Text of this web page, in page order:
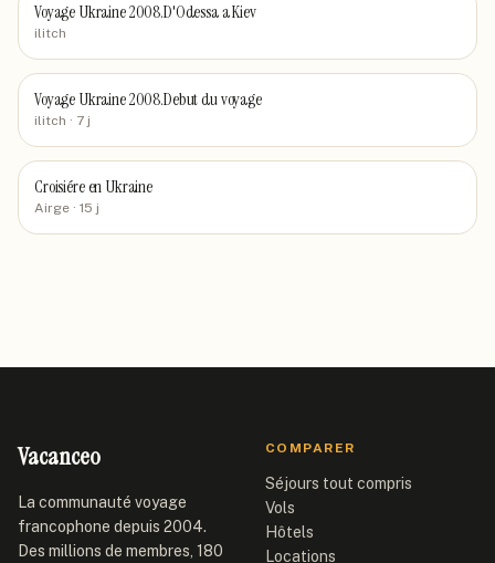
Voyage Ukraine 2008.D'Odessa a Kiev
ilitch
Voyage Ukraine 2008.Debut du voyage
ilitch · 7 j
Croisiére en Ukraine
Airge · 15 j
Vacanceo
La communauté voyage
francophone depuis 2004.
Des millions de membres, 180
COMPARER
Séjours tout compris
Vols
Hôtels
Locations